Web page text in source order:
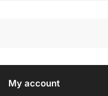
My account